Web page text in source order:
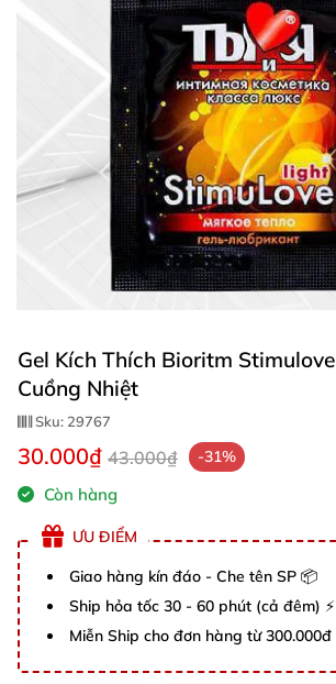
Gel Kích Thích Bioritm
Cuồng Nhiệt
Sku: 29767
30.000₫ 43.000₫ -31%
Còn hàng
ƯU ĐIỂM
Giao hàng kín đáo - Che tên SP 📦
Ship hỏa tốc 30 - 60 phút (cả đêm) ⚡
Miễn Ship cho đơn hàng từ 300.000đ